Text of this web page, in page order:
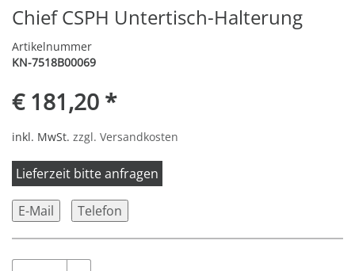
Chief CSPH Untertisch-Halterung
Artikelnummer
KN-7518B00069
€ 181,20 *
inkl. MwSt. zzgl. Versandkosten
Lieferzeit bitte anfragen
E-Mail Telefon